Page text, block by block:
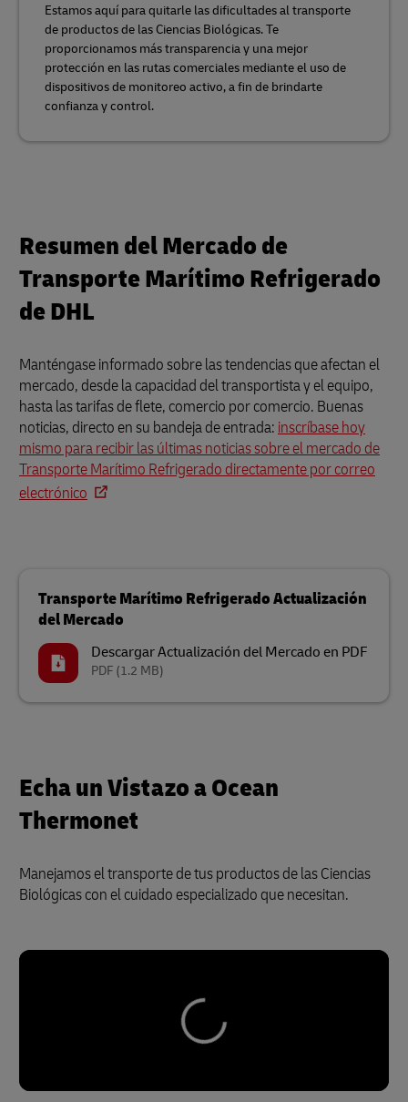
Estamos aquí para quitarle las dificultades al transporte
de productos de las Ciencias Biológicas. Te
proporcionamos más transparencia y una mejor
protección en las rutas comerciales mediante el uso de
dispositivos de monitoreo activo, a fin de brindarte
confianza y control.
Resumen del Mercado de
Transporte Marítimo Refrigerado
de DHL
Manténgase informado sobre las tendencias que afectan el
mercado, desde la capacidad del transportista y el equipo,
hasta las tarifas de flete, comercio por comercio. Buenas
noticias, directo en su bandeja de entrada: inscríbase hoy
mismo para recibir las últimas noticias sobre el mercado de
Transporte Marítimo Refrigerado directamente por correo
electrónico
Transporte Marítimo Refrigerado Actualización
del Mercado
Descargar Actualización del Mercado en PDF
PDF (1.2 MB)
Echa un Vistazo a Ocean
Thermonet
Manejamos el transporte de tus productos de las Ciencias
Biológicas con el cuidado especializado que necesitan.